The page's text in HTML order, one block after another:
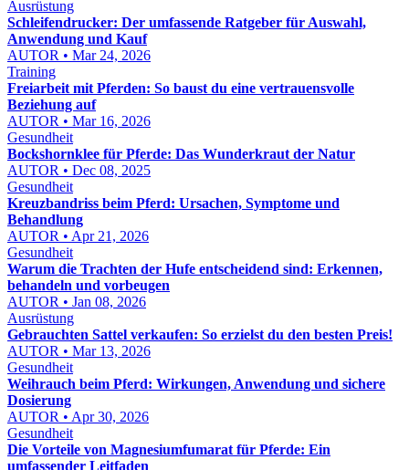
Ausrüstung
Schleifendrucker: Der umfassende Ratgeber für Auswahl,
Anwendung und Kauf
AUTOR • Mar 24, 2026
Training
Freiarbeit mit Pferden: So baust du eine vertrauensvolle
Beziehung auf
AUTOR • Mar 16, 2026
Gesundheit
Bockshornklee für Pferde: Das Wunderkraut der Natur
AUTOR • Dec 08, 2025
Gesundheit
Kreuzbandriss beim Pferd: Ursachen, Symptome und
Behandlung
AUTOR • Apr 21, 2026
Gesundheit
Warum die Trachten der Hufe entscheidend sind: Erkennen,
behandeln und vorbeugen
AUTOR • Jan 08, 2026
Ausrüstung
Gebrauchten Sattel verkaufen: So erzielst du den besten Preis!
AUTOR • Mar 13, 2026
Gesundheit
Weihrauch beim Pferd: Wirkungen, Anwendung und sichere
Dosierung
AUTOR • Apr 30, 2026
Gesundheit
Die Vorteile von Magnesiumfumarat für Pferde: Ein
umfassender Leitfaden